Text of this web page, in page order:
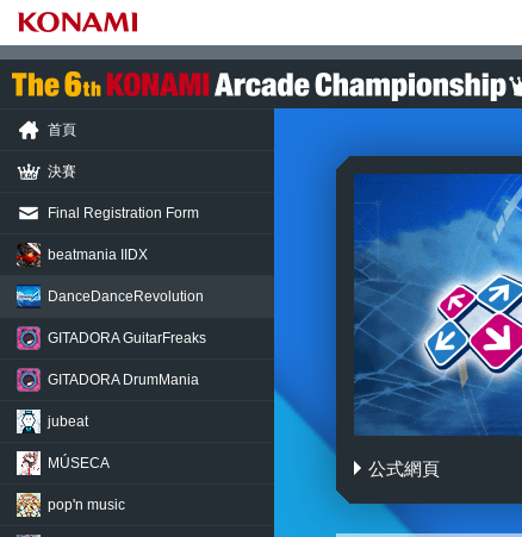
公式網頁
首頁
決賽
Final Registration Form
beatmania IIDX
DanceDance Revolution
GITADORAGuitarFreaks
GITADORADrumMania
jubeat
MÚSECA
pop'n music